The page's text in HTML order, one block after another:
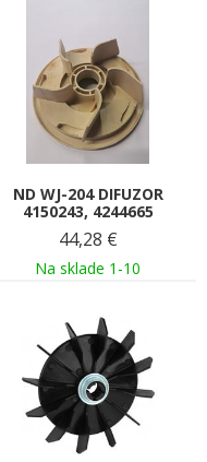
ND WJ-204 DIFUZOR
4150243, 4244665
44,28 €
Na sklade 1-10